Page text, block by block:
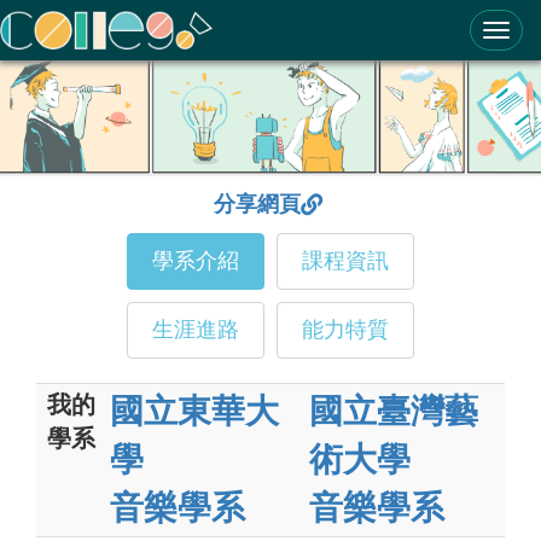
ColleGo! 大學選才與高中育才輔助系統
分享網頁
學系介紹 課程資訊
生涯進路 能力特質
我的
學系
國立東華大
學
音樂學系
國立臺灣藝
術大學
音樂學系